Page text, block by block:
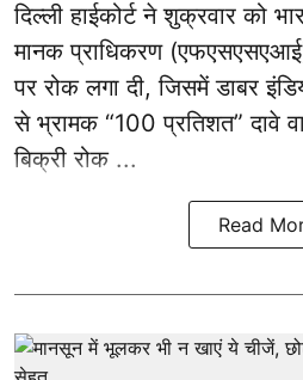
दिल्ली हाईकोर्ट ने शुक्रवार को
मानक प्राधिकरण
पर रोक लगा दी, जिसमें डाबर
से भ्रामक “100 प्रतिशत” दावे
बिक्री रोक ...
Read